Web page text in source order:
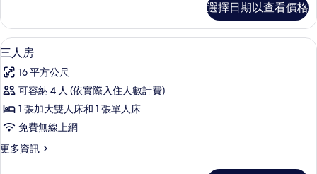
加
大
雙
人
床
的
所
有
客
房,
1
加
大
人
床
詳
選擇日期以查看價格
顯
示
三
人
房
所
高級寢具、客房內保險箱、書桌、筆
5
三人房
16 平方公尺
可容納 4 人 (依實際入住人數計費)
1 張加大雙人床和 1 張單人床
免費無線上網
更多資訊
更